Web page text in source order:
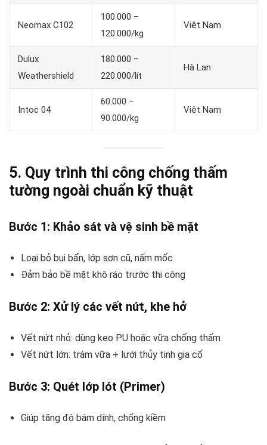
Neomax C102
100.000 –
120.000/kg
Việt Nam
Dulux
Weathershield
180.000 –
220.000/lít
Hà Lan
Intoc 04
60.000 –
90.000/kg
Việt Nam
5. Quy trình thi công chống thấm
tường ngoài chuẩn kỹ thuật
Bước 1: Khảo sát và vệ sinh bề mặt
Loại bỏ bụi bẩn, lớp sơn cũ, nấm mốc
Đảm bảo bề mặt khô ráo trước thi công
Bước 2: Xử lý các vết nứt, khe hở
Vết nứt nhỏ: dùng keo PU hoặc vữa chống thấm
Vết nứt lớn: trám vữa + lưới thủy tinh gia cố
Bước 3: Quét lớp lót (Primer)
Giúp tăng độ bám dính, chống kiềm